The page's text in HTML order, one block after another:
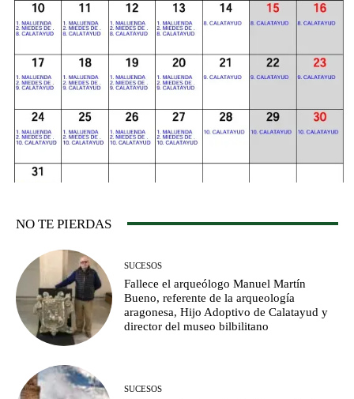
NO TE PIERDAS
SUCESOS
Fallece el arqueólogo Manuel Martín
Bueno, referente de la arqueología
aragonesa, Hijo Adoptivo de Calatayud y
director del museo bilbilitano
SUCESOS